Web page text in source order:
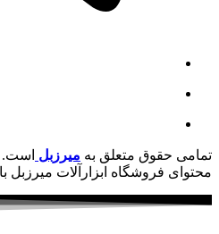
تمامی حقوق متعلق به میرزبل است.
محتوای فروشگاه ابزارآلات میرزبل